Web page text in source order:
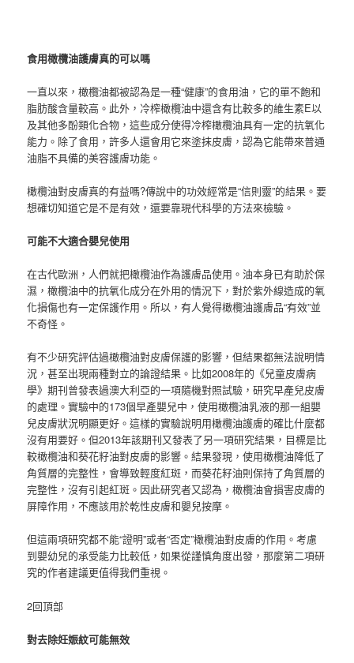
食用橄欖油護膚真的可以嗎
一直以來，橄欖油都被認為是一種“健康”的食用油，它的單不飽和
脂肪酸含量較高。此外，冷榨橄欖油中還含有比較多的維生素E以
及其他多酚類化合物，這些成分使得冷榨橄欖油具有一定的抗氧化
能力。除了食用，許多人還會用它來塗抹皮膚，認為它能帶來普通
油脂不具備的美容護膚功能。
橄欖油對皮膚真的有益嗎?傳說中的功效經常是“信則靈”的結果。要
想確切知道它是不是有效，還要靠現代科學的方法來檢驗。
可能不大適合嬰兒使用
在古代歐洲，人們就把橄欖油作為護膚品使用。油本身已有助於保
濕，橄欖油中的抗氧化成分在外用的情況下，對於紫外線造成的氧
化損傷也有一定保護作用。所以，有人覺得橄欖油護膚品“有效”並
不奇怪。
有不少研究評估過橄欖油對皮膚保護的影響，但結果都無法說明情
況，甚至出現兩種對立的論證結果。比如2008年的《兒童皮膚病
學》期刊曾發表過澳大利亞的一項隨機對照試驗，研究早產兒皮膚
的處理。實驗中的173個早產嬰兒中，使用橄欖油乳液的那一組嬰
兒皮膚狀況明顯更好。這樣的實驗說明用橄欖油護膚的確比什麼都
沒有用要好。但2013年該期刊又發表了另一項研究結果，目標是比
較橄欖油和葵花籽油對皮膚的影響。結果發現，使用橄欖油降低了
角質層的完整性，會導致輕度紅斑，而葵花籽油則保持了角質層的
完整性，沒有引起紅斑。因此研究者又認為，橄欖油會損害皮膚的
屏障作用，不應該用於乾性皮膚和嬰兒按摩。
但這兩項研究都不能“證明”或者“否定”橄欖油對皮膚的作用。考慮
到嬰幼兒的承受能力比較低，如果從謹慎角度出發，那麼第二項研
究的作者建議更值得我們重視。
2回頂部
對去除妊娠紋可能無效